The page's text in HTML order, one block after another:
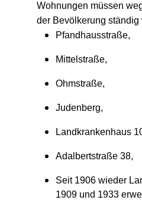
Wohnungen müssen
der Bevölkerung ständig
Pfandhausstraße,
Mittelstraße,
Ohmstraße,
Judenberg,
Landkrankenhaus
Adalbertstraße 38,
Seit 1906 wieder
1909 und 1933